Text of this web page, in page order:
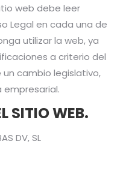
web debe leer
Legal en cada una de
utilizar la web, ya
a criterio del
cambio legislativo,
empresarial.
SITIO WEB.
DV, SL